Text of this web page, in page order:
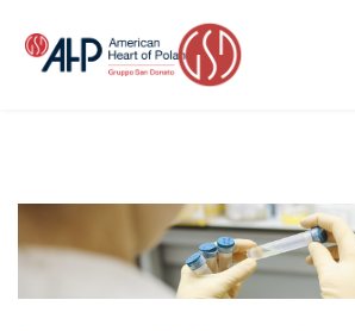
treści
Strefa
Pacjenta